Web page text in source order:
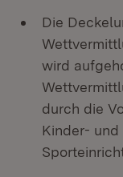
Die
wird
durch die
Kinder-